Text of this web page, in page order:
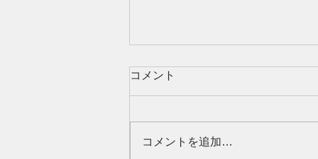
コメント
コメントを追加…